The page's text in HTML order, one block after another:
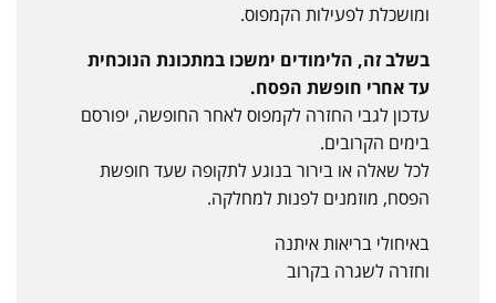
ומושכלת לפעילות הקמפוס.
בשלב זה, הלימודים ימשכו במתכונת הנוכחית
עד אחרי חופשת הפסח.
עדכון לגבי החזרה לקמפוס לאחר החופשה, יפורסם
בימים הקרובים.
לכל שאלה או בירור בנוגע לתקופה שעד חופשת
הפסח, מוזמנים לפנות למחלקה.
באיחולי בריאות איתנה
וחזרה לשגרה בקרוב